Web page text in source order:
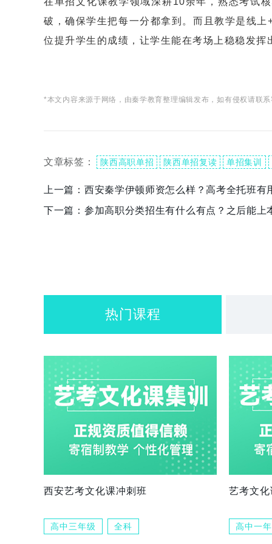
破，确保学生把每一分都拿到。而且教学是线
位提升学生的成绩，让学生能在考场上稳稳发挥
*本文内容来源于网络，由秦学教育整理编辑发布，如有侵权请联
文章标签： 陕西高职单招 陕西单招复读 单招集训
上一篇： 西安秦学伊顿师资怎么样？高考全托班有
下一篇： 参加高职分类招生有什么有点？之后能上
热门课程
西安艺考文化课冲刺班
高中三年级 全科
艺考文
高中一